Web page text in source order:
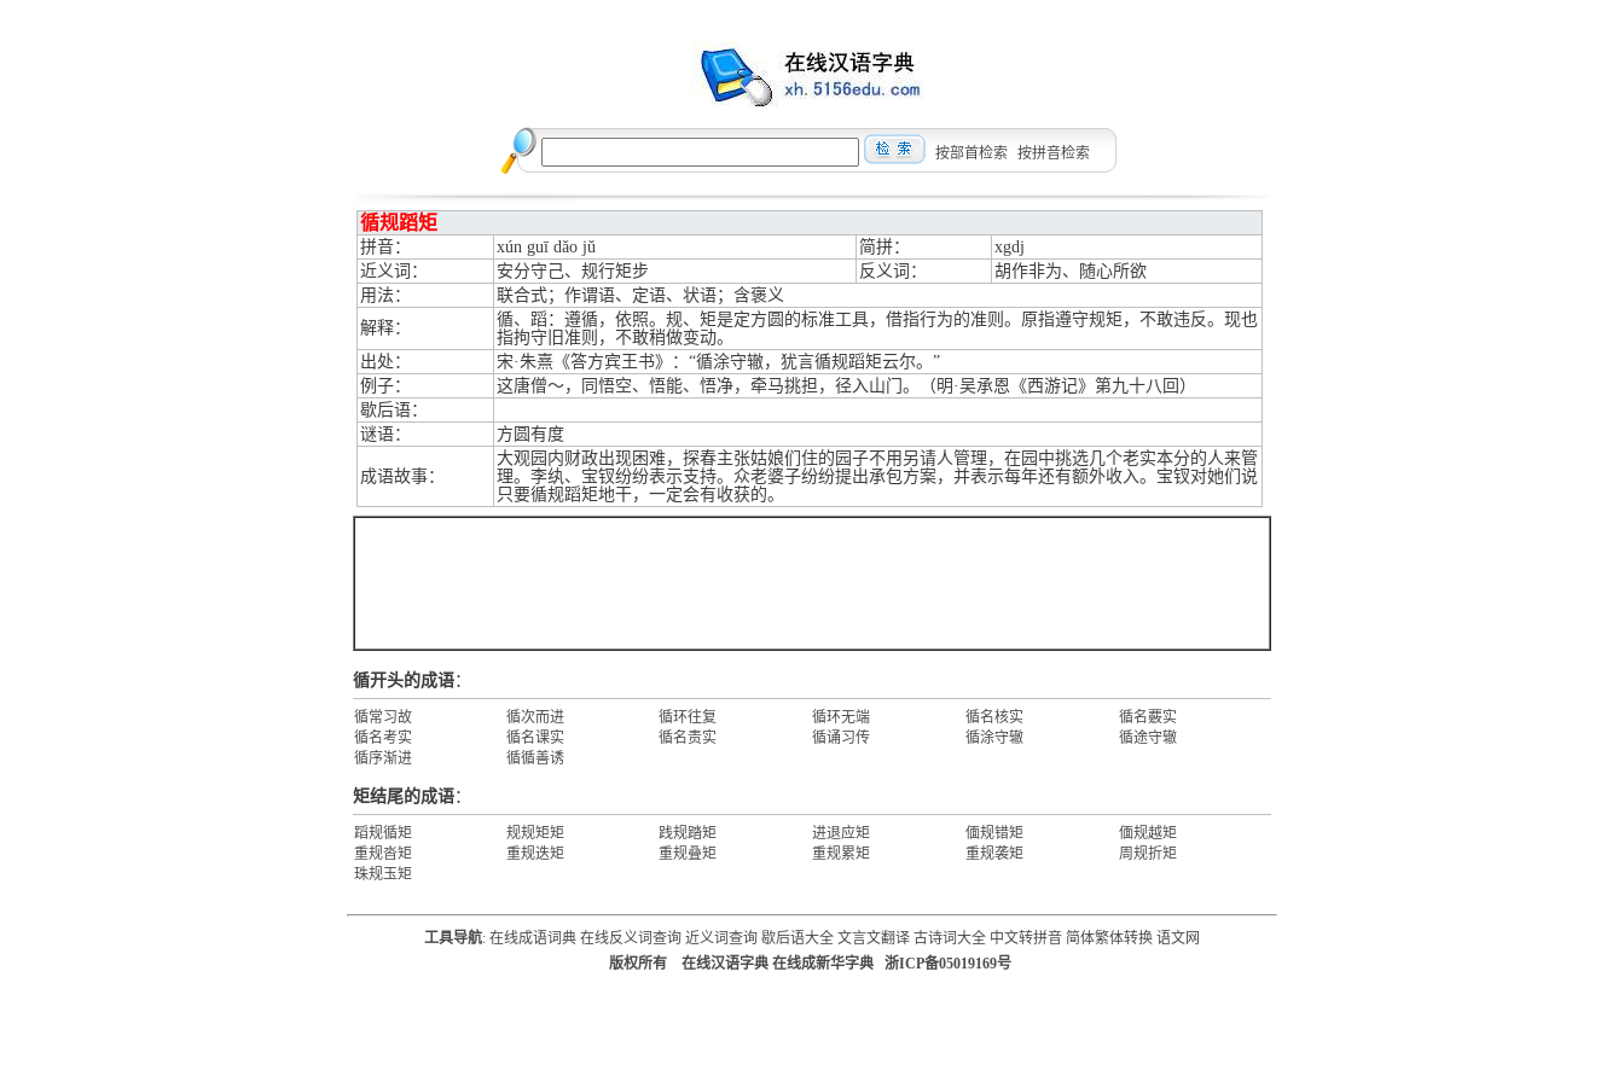
按部首检索 按拼音检索
循规蹈矩
拼音： xún guī dǎo jǔ 简拼：
xgdj
近义词：
安分守己、规行矩步 反义词：
胡作非为、随心所欲
用法：
联合式；作谓语、定语、状语；含褒义
解释：
循、蹈：遵循，依照。规、矩是定方圆的标准工具，借指行为的准则。原指遵守规矩，不敢违反。现也
指拘守旧准则，不敢稍做变动。
出处：
宋·朱熹《答方宾王书》：“循涂守辙，犹言循规蹈矩云尔。”
例子：
这唐僧～，同悟空、悟能、悟净，牵马挑担，径入山门。（明·吴承恩《西游记》第九十八回）
歇后语：
谜语：
方圆有度
成语故事：
大观园内财政出现困难，探春主张姑娘们住的园子不用另请人管理，在园中挑选几个老实本分的人来管
理。李纨、宝钗纷纷表示支持。众老婆子纷纷提出承包方案，并表示每年还有额外收入。宝钗对她们说
只要循规蹈矩地干，一定会有收获的。
循开头的成语：
循常习故 循次而进 循环往复 循环无端 循名核实
循名覈实
循名考实
循名课实 循名责实 循诵习传 循涂守辙
循途守辙
循序渐进
循循善诱
矩结尾的成语：
蹈规循矩 规规矩矩 践规踏矩 进退应矩 偭规错矩
偭规越矩
重规沓矩
重规迭矩 重规叠矩 重规累矩 重规袭矩
周规折矩
珠规玉矩
工具导航: 在线成语词典 在线反义词查询 近义词查询 歇后语大全 文言文翻译 古诗词大全 中文转拼音 简体繁体转换 语文网
版权所有 在线汉语字典 在线成新华字典 浙ICP备05019169号